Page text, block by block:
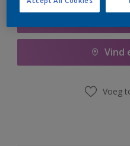
Vind
Voeg